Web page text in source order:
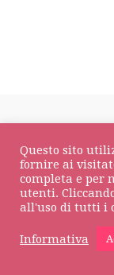
DOLCOS Srl©
Questo sito
fornire ai
completa e per
utenti.
all'uso di tutti i
Informativa